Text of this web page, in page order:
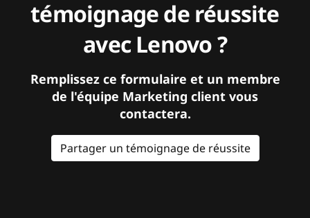
témoignage de réussite
avec Lenovo ?
Remplissez ce formulaire et un membre
de l'équipe Marketing client vous
contactera.
Partager un témoignage de réussite